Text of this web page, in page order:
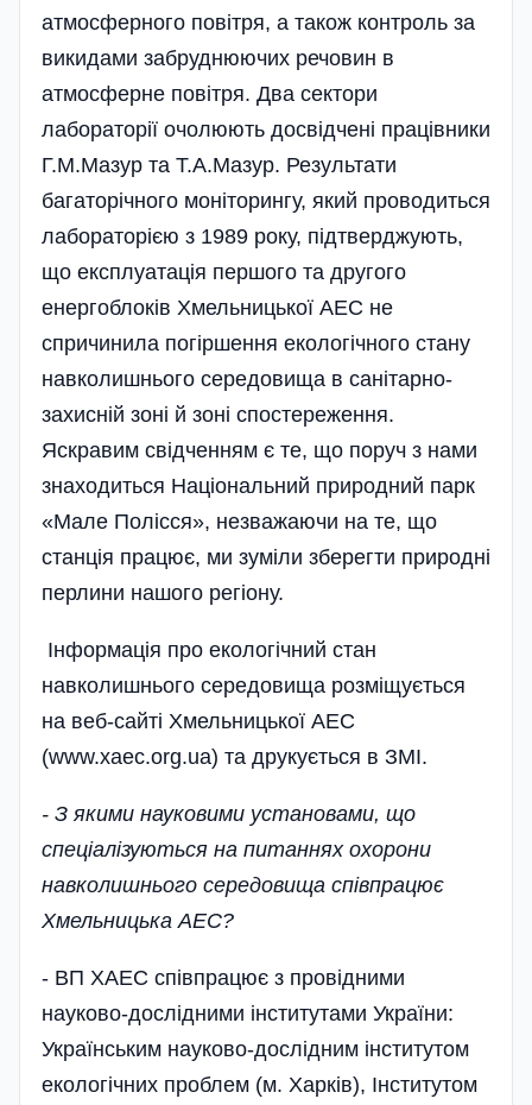
атмосферного повітря, а також контроль за
викидами забруднюючих речовин в
атмосферне повітря. Два сектори
лабораторії очолюють досвідчені працівники
Г.М.Мазур та Т.А.Мазур. Результати
багаторічного моніторингу, який проводиться
лабораторією з 1989 року, підтверджують,
що експлуатація першого та другого
енергоблоків Хмельницької АЕС не
спричинила погіршення екологічного стану
навколи­шнього середовища в санітарно-
захис­ній зоні й зоні спо­стереження.
Яскравим свідченням є те, що поруч з нами
знаходиться Націона­льний природний парк
«Мале Поліс­ся», незважаючи на те, що
станція працює, ми зуміли зберегти природні
перлини нашого регіону.
Інформація про екологічний стан
навколишнього середовища розміщується
на веб-сайті Хмельницької АЕС
(www.xaec.org.ua) та друкується в ЗМІ.
- З якими науковими установами, що
спеціалізую­ться на питаннях охорони
навколи­ш­­нього середовища спів­працює
Хмельницька АЕС?
- ВП ХАЕС співпрацює з провідними
науково-дослідними інститутами України:
Українським науково-дослідним інститутом
екологічних проблем (м. Харків), Інститутом